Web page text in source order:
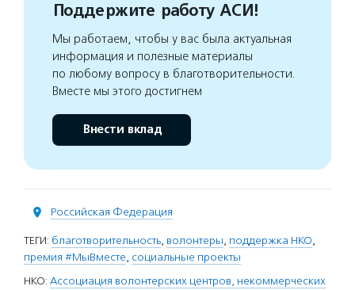
Поддержите работу АСИ!
Мы работаем, чтобы у вас была актуальная
информация и полезные материалы
по любому вопросу в благотворительности.
Вместе мы этого достигнем
Внести вклад
Российская Федерация
ТЕГИ: благотворительность, волонтеры, поддержка НКО,
премия #МыВместе, социальные проекты
НКО: Ассоциация волонтерских центров, некоммерческих